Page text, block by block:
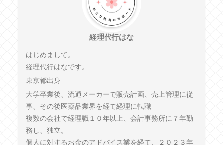
経理代行はな
はじめまして。
経理代行はなです。
東京都出身
大学卒業後、流通メーカーで販売計画、売上管理に従
事、その後医薬品業界を経て経理に転職
複数の会社で経理職１０年以上、会計事務所に７年勤
務し、独立。
個人に対するお金のアドバイス業を経て、２０２３年